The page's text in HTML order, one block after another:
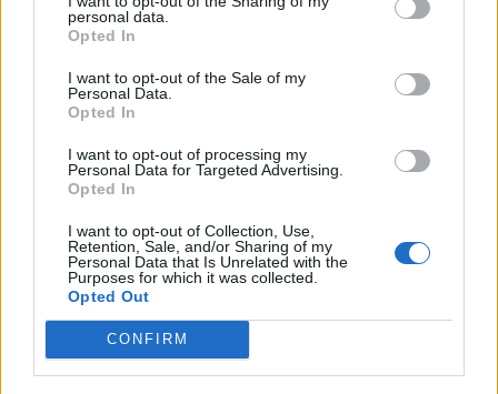
personal data.
Opted In
I want to opt-out of the Sale of my
Personal Data.
Opted In
I want to opt-out of processing my
Personal Data for Targeted Advertising.
Opted In
I want to opt-out of Collection, Use,
Retention, Sale, and/or Sharing of my
Personal Data that Is Unrelated with the
Purposes for which it was collected.
Opted Out
CONFIRM